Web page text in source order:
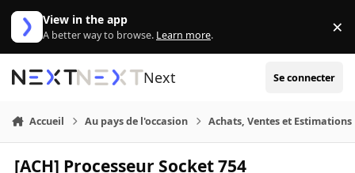
Aller au contenu
View in the app
A better way to browse. Learn more. ×
Next Se connecter
Accueil Au pays de l'occasion Achats, Ventes et Estimations
[ACH] Processeur Socket 754